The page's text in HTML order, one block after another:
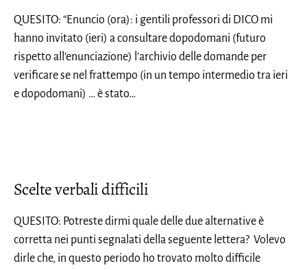
QUESITO: “Enuncio (ora): i gentili professori di DICO mi
hanno invitato (ieri) a consultare dopodomani (futuro
rispetto all’enunciazione) l’archivio delle domande per
verificare se nel frattempo (in un tempo intermedio tra ieri
e dopodomani) … è stato…
Scelte verbali difficili
QUESITO: Potreste dirmi quale delle due alternative è
corretta nei punti segnalati della seguente lettera? Volevo
dirle che, in questo periodo ho trovato molto difficile